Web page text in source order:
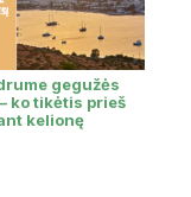
gegužės
ko tikėtis prieš
kelionę